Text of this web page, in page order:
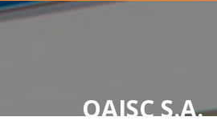
QAISC S.A.